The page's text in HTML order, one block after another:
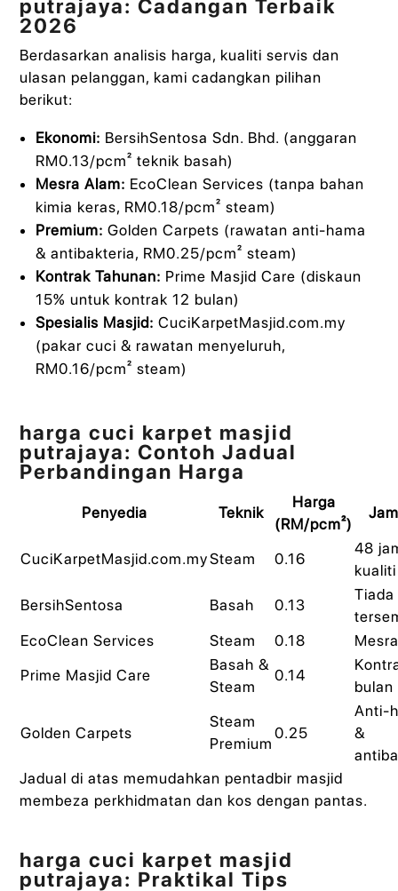
putrajaya: Cadangan Terbaik
2026
Berdasarkan analisis harga, kualiti servis dan
ulasan pelanggan, kami cadangkan pilihan
berikut:
Ekonomi: BersihSentosa Sdn. Bhd. (anggaran
RM0.13/pcm² teknik basah)
Mesra Alam: EcoClean Services (tanpa bahan
kimia keras, RM0.18/pcm² steam)
Premium: Golden Carpets (rawatan anti-hama
& antibakteria, RM0.25/pcm² steam)
Kontrak Tahunan: Prime Masjid Care (diskaun
15% untuk kontrak 12 bulan)
Spesialis Masjid: CuciKarpetMasjid.com.my
(pakar cuci & rawatan menyeluruh,
RM0.16/pcm² steam)
harga cuci karpet masjid
putrajaya: Contoh Jadual
Perbandingan Harga
Penyedia Teknik
Harga
(RM/pcm²)
CuciKarpetMasjid.com.mySteam 0.16
48
kualiti
BersihSentosa
Basah 0.13
EcoClean Services
Steam 0.18
Prime Masjid Care
Basah &
Steam
0.14
bulan
Golden Carpets
Steam
Premium
0.25
Anti-
&
Jadual di atas memudahkan pentadbir masjid
membeza perkhidmatan dan kos dengan pantas.
harga cuci karpet masjid
putrajaya: Praktikal Tips